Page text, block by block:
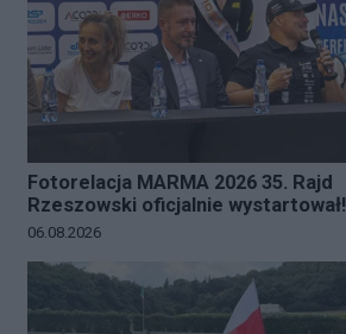
Fotorelacja MARMA 2026 35. Rajd
Rzeszowski oficjalnie wystartował!
Data dodania galerii:
06.08.2026